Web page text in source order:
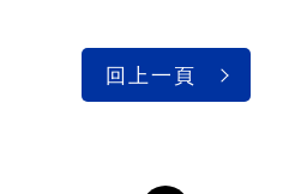
回上一頁